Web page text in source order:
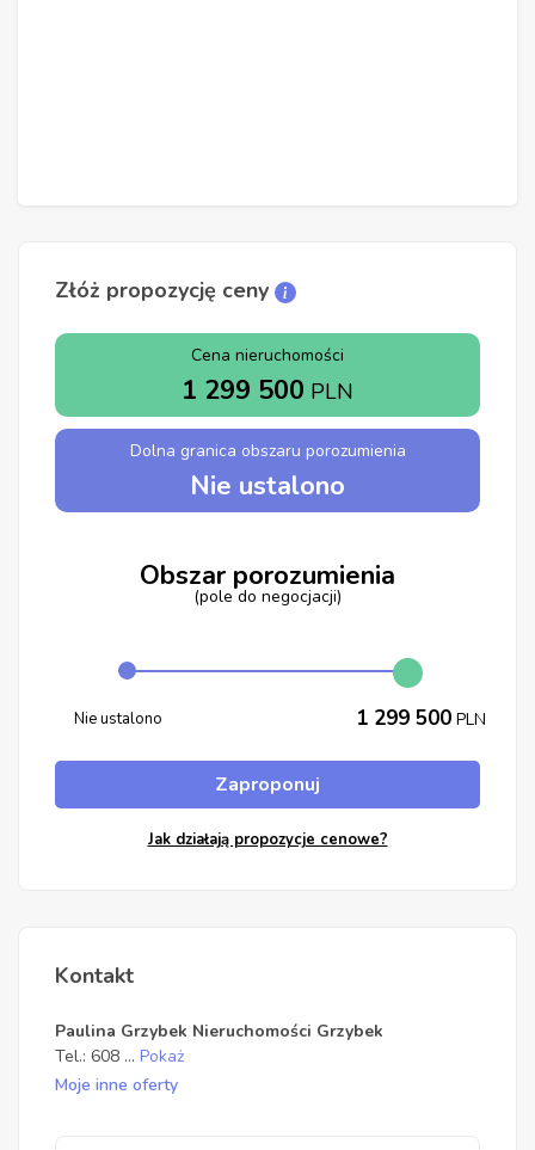
Złóż propozycję ceny
Cena nieruchomości
1 299 500 PLN
Dolna granica obszaru porozumienia
Nie ustalono
Obszar porozumienia
(pole do negocjacji)
Nie ustalono 1 299 500 PLN
Zaproponuj
Jak działają propozycje cenowe?
Kontakt
Paulina Grzybek Nieruchomości Grzybek
Tel.: 608 ... Pokaż
Moje inne oferty